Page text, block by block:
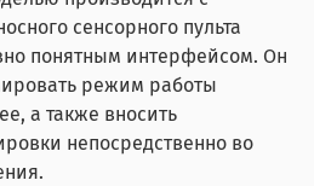
сенсорного пульта
понятным интерфейсом. Он
режим работы
а также вносить
непосредственно во